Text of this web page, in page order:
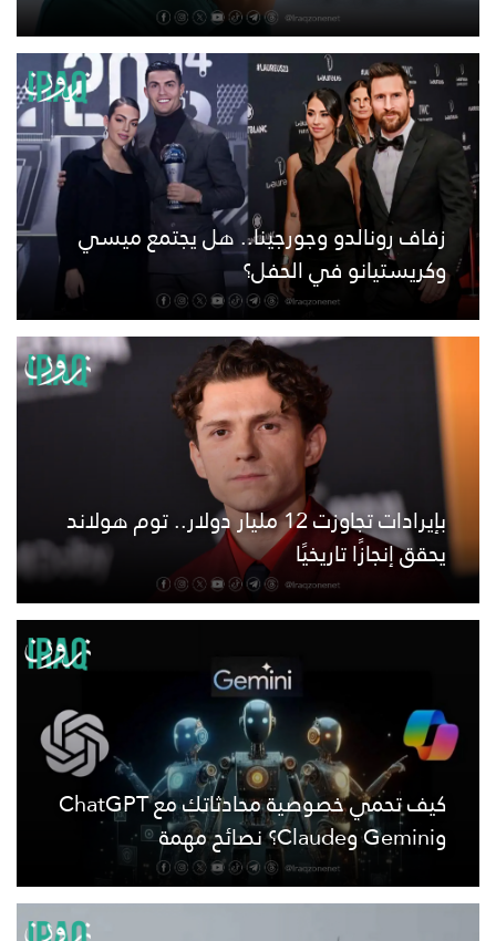
زفاف رونالدو وجورجينا.. هل يجتمع ميسي
وكريستيانو في الحفل؟
بإيرادات تجاوزت 12 مليار دولار.. توم هولاند
يحقق إنجازًا تاريخيًا
كيف تحمي خصوصية محادثاتك مع ChatGPT
وGemini وClaude؟ نصائح مهمة